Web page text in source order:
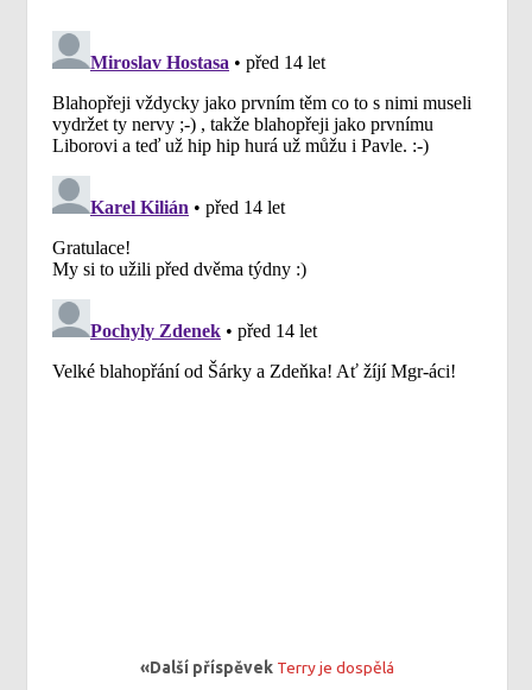
«Další příspěvek Terry je dospělá